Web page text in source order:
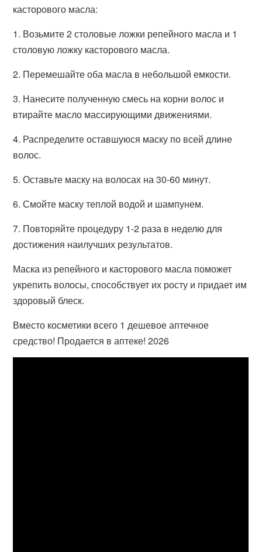
касторового масла:
1. Возьмите 2 столовые ложки репейного масла и 1
столовую ложку касторового масла.
2. Перемешайте оба масла в небольшой емкости.
3. Нанесите полученную смесь на корни волос и
втирайте масло массирующими движениями.
4. Распределите оставшуюся маску по всей длине
волос.
5. Оставьте маску на волосах на 30-60 минут.
6. Смойте маску теплой водой и шампунем.
7. Повторяйте процедуру 1-2 раза в неделю для
достижения наилучших результатов.
Маска из репейного и касторового масла поможет
укрепить волосы, способствует их росту и придает им
здоровый блеск.
Вместо косметики всего 1 дешевое аптечное
средство! Продается в аптеке! 2026